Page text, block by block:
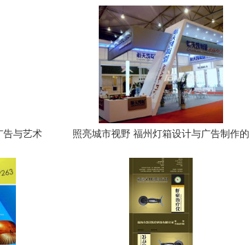
告与艺术
照亮城市视野 福州灯箱设计与广告制作的